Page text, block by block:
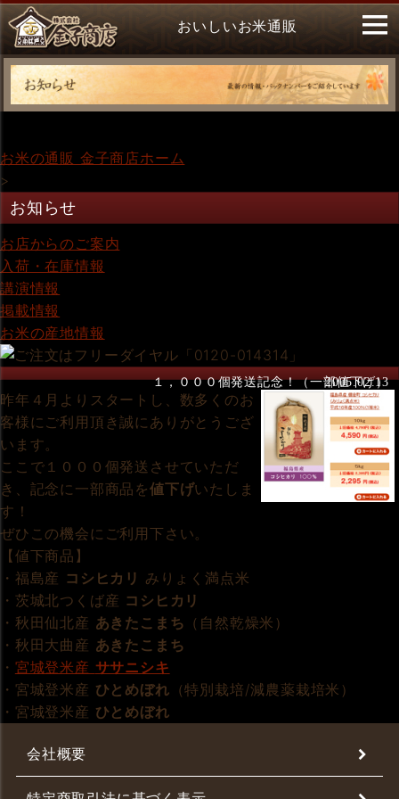
おいしいお米通販
お米の通販 金子商店ホーム
>
お知らせ
お店からのご案内
入荷・在庫情報
講演情報
掲載情報
お米の産地情報
１，０００個発送記念！（一部値下げ）
2005.02.13
昨年４月よりスタートし、数多くのお
客様にご利用頂き誠にありがとうござ
います。
ここで１０００個発送させていただ
き、記念に一部商品を値下げいたしま
す！
ぜひこの機会にご利用下さい。
【値下商品】
・福島産 コシヒカリ みりょく満点米
・茨城北つくば産 コシヒカリ
・秋田仙北産 あきたこまち （自然乾燥米）
・秋田大曲産 あきたこまち
・ 宮城登米産 ササニシキ
・宮城登米産 ひとめぼれ （特別栽培/減農薬栽培米）
・宮城登米産 ひとめぼれ
会社概要